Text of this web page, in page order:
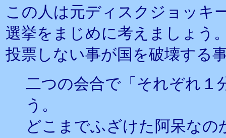
この人は元ディスクジョッキ
選挙をまじめに考えましょう
投票しない事が国を破壊する
二つの会合で「それぞれ１
う。
どこまでふざけた阿呆なの